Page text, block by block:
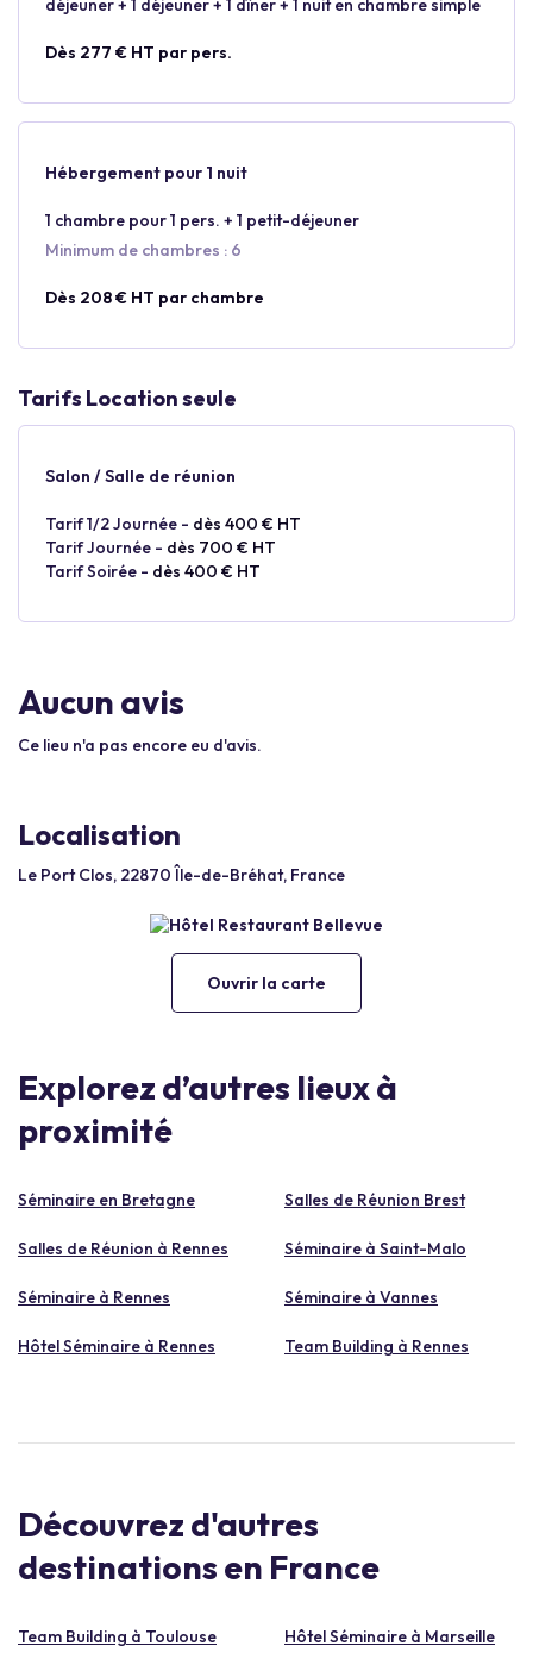
déjeuner + 1 déjeuner + 1 dîner + 1 nuit en chambre simple
Dès 277 € HT par pers.
Hébergement pour 1 nuit
1 chambre pour 1 pers. + 1 petit-déjeuner
Minimum de chambres : 6
Dès 208 € HT par chambre
Tarifs Location seule
Salon / Salle de réunion
Tarif 1/2 Journée - dès 400 € HT
Tarif Journée - dès 700 € HT
Tarif Soirée - dès 400 € HT
Aucun avis
Ce lieu n'a pas encore eu d'avis.
Localisation
Le Port Clos, 22870 Île-de-Bréhat, France
Ouvrir la carte
Explorez d’autres lieux à
proximité
Séminaire en Bretagne Salles de Réunion Brest
Salles de Réunion à Rennes Séminaire à Saint-Malo
Séminaire à Rennes Séminaire à Vannes
Hôtel Séminaire à Rennes Team Building à Rennes
Découvrez d'autres
destinations en France
Team Building à Toulouse Hôtel Séminaire à Marseille